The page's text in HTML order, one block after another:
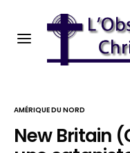
AMÉRIQUE DU NORD
New Britain